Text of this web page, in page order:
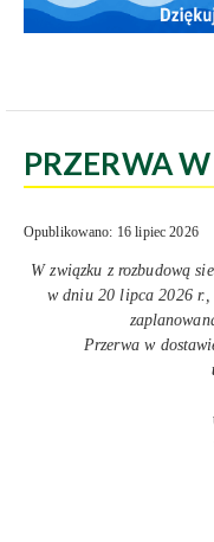
PRZERWA
Opublikowano: 16 lipiec 2026
W związku z rozbudową
w dniu 20 lipca 2026
Przerwa w